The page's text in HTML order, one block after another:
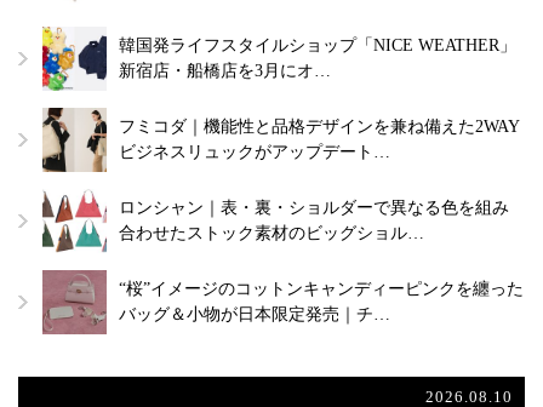
韓国発ライフスタイルショップ「NICE WEATHER」
新宿店・船橋店を3月にオ…
フミコダ｜機能性と品格デザインを兼ね備えた2WAY
ビジネスリュックがアップデート…
ロンシャン｜表・裏・ショルダーで異なる色を組み
合わせたストック素材のビッグショル…
“桜”イメージのコットンキャンディーピンクを纏った
バッグ＆小物が日本限定発売｜チ…
2026.08.10